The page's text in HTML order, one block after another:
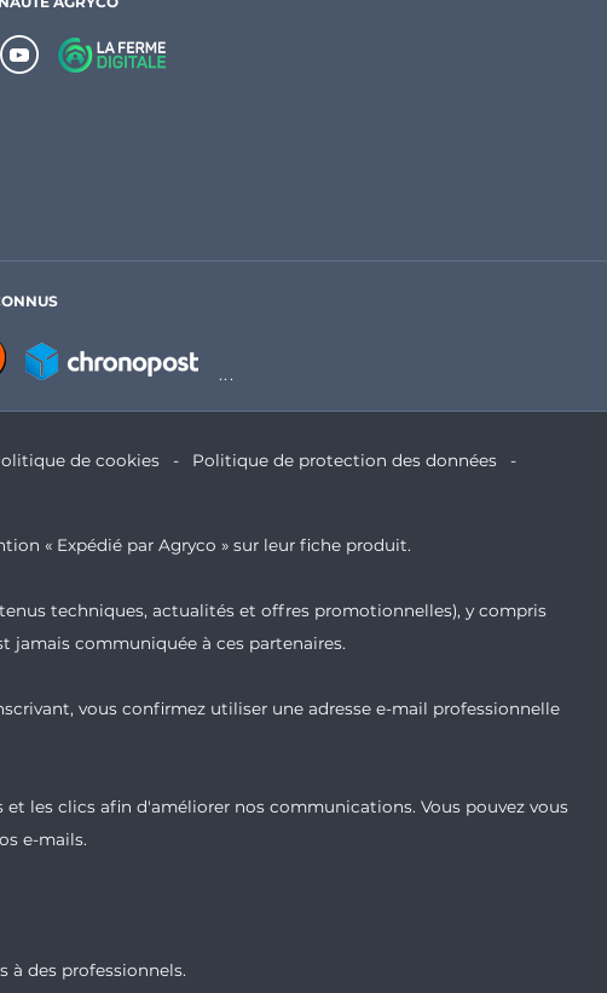
de cookies
Politique de protection des données
« Expédié par Agryco » sur leur fiche produit.
techniques, actualités et offres promotionnelles), y compris
jamais communiquée à ces partenaires.
vous confirmez utiliser une adresse e-mail professionnelle
les clics afin d'améliorer nos communications. Vous pouvez vous
e-mails.
des professionnels.